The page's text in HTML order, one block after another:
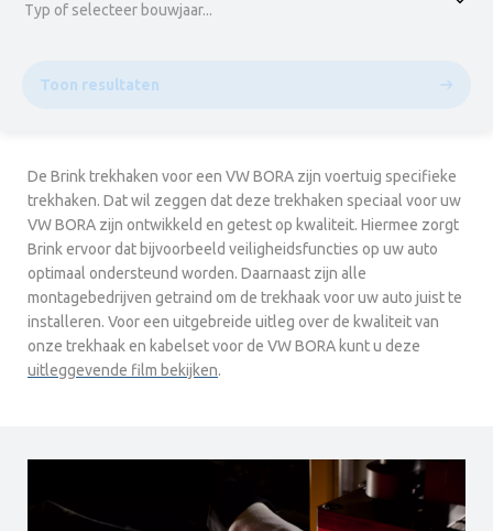
Typ of selecteer bouwjaar...
Toon resultaten
De Brink trekhaken voor een VW BORA zijn voertuig specifieke
trekhaken. Dat wil zeggen dat deze trekhaken speciaal voor uw
VW BORA zijn ontwikkeld en getest op kwaliteit. Hiermee zorgt
Brink ervoor dat bijvoorbeeld veiligheidsfuncties op uw auto
optimaal ondersteund worden. Daarnaast zijn alle
montagebedrijven getraind om de trekhaak voor uw auto juist te
installeren. Voor een uitgebreide uitleg over de kwaliteit van
onze trekhaak en kabelset voor de VW BORA kunt u deze
uitleggevende film bekijken.